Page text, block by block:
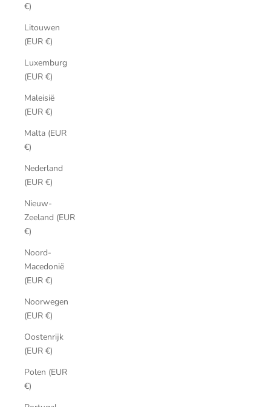
€)
Litouwen
(EUR €)
Luxemburg
(EUR €)
Maleisië
(EUR €)
Malta (EUR
€)
Nederland
(EUR €)
Nieuw-
Zeeland (EUR
€)
Noord-
Macedonië
(EUR €)
Noorwegen
(EUR €)
Oostenrijk
(EUR €)
Polen (EUR
€)